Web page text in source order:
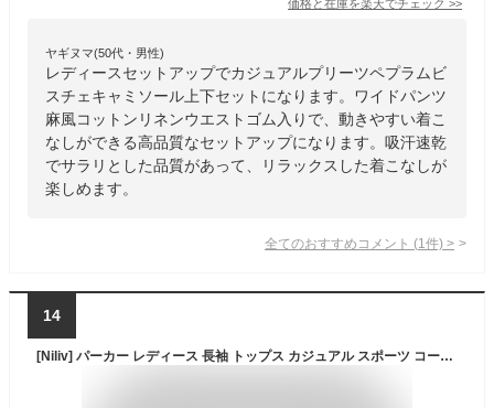
価格と在庫を楽天でチェック >>
ヤギヌマ(50代・男性)
レディースセットアップでカジュアルプリーツペプラムビ
スチェキャミソール上下セットになります。ワイドパンツ
麻風コットンリネンウエストゴム入りで、動きやすい着こ
なしができる高品質なセットアップになります。吸汗速乾
でサラリとした品質があって、リラックスした着こなしが
楽しめます。
全てのおすすめコメント (1 件) >
14
[Niliv] パーカー レディース 長袖 トップス カジュアル スポーツ コート 前開き ボタン付き アウター ポケット付き ゆったり 無地 薄手 春秋 普段着NJP083-gray